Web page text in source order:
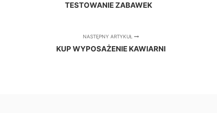
TESTOWANIE ZABAWEK
NASTĘPNY ARTYKUŁ
KUP WYPOSAŻENIE KAWIARNI